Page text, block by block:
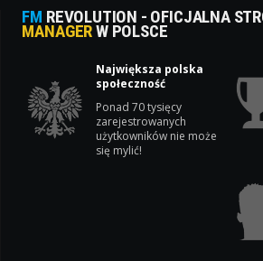
FM REVOLUTION - OFICJALNA
MANAGERW POLSCE
Największa polska
społeczność
Ponad 70 tysięcy
zarejestrowanych
użytkowników nie może
się mylić!